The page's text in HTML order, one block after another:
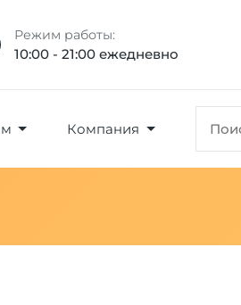
Режим работы:
10:00 - 21:00 ежедневно
Компания
во товара